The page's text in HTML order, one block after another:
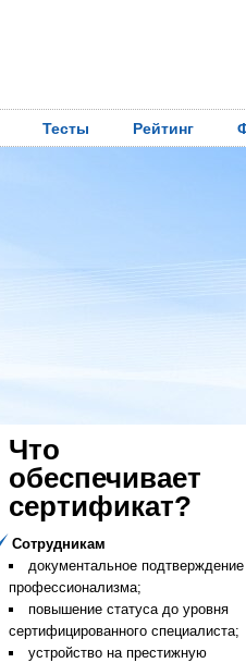
Тесты Рейтинг
Что
обеспечивает
сертификат?
Сотрудникам
документальное подтверждение
профессионализма;
повышение статуса до уровня
сертифицированного специалиста;
устройство на престижную